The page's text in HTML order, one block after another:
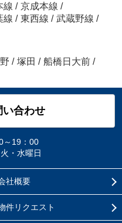
線 / 京成本線 /
線 / 東西線 / 武蔵野線 /
/ 塚田 / 船橋日大前 /
い合わせ
～19：00
・水曜日
社概要
件リクエスト